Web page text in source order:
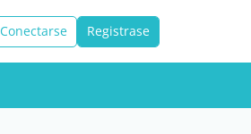
Conectarse Registrase